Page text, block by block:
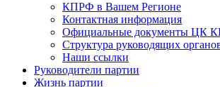
КПРФ в Вашем Регионе
Контактная информация
Официальные документы ЦК
Структура руководящих
Наши ссылки
Руководители партии
Жизнь партии